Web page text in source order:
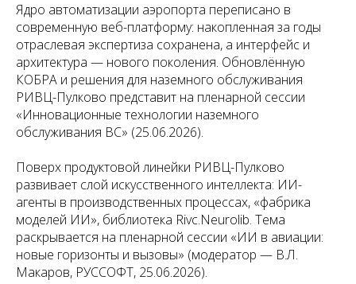
Ядро автоматизации аэропорта переписано в
современную веб-платформу: накопленная за годы
отраслевая экспертиза сохранена, а интерфейс и
архитектура — нового поколения. Обновлённую
КОБРА и решения для наземного обслуживания
РИВЦ-Пулково представит на пленарной сессии
«Инновационные технологии наземного
обслуживания ВС» (25.06.2026).
Поверх продуктовой линейки РИВЦ-Пулково
развивает слой искусственного интеллекта: ИИ-
агенты в производственных процессах, «фабрика
моделей ИИ», библиотека Rivc.Neurolib. Тема
раскрывается на пленарной сессии «ИИ в авиации:
новые горизонты и вызовы» (модератор — В.Л.
Макаров, РУССОФТ, 25.06.2026).